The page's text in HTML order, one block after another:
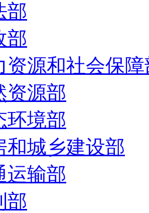
部
部
资源和社会保
资源部
环境部
和城乡建设部
运输部
部